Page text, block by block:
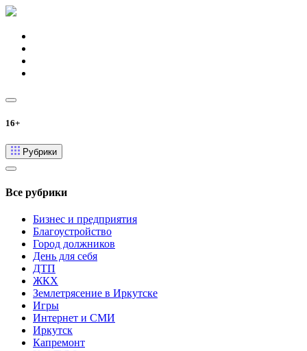
16+
Рубрики
Все рубрики
Бизнес и предприятия
Благоустройство
Город должников
День для себя
ДТП
ЖКХ
Землетрясение в Иркутске
Игры
Интернет и СМИ
Иркутск
Капремонт